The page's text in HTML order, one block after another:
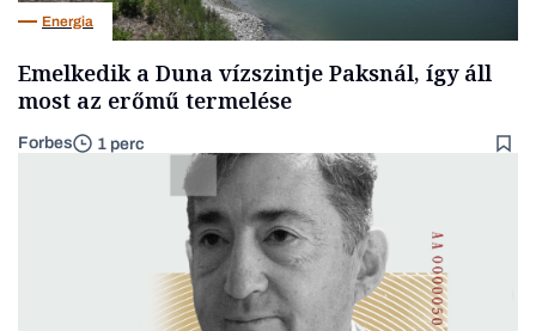
Energia
Emelkedik a Duna vízszintje Paksnál, így áll
most az erőmű termelése
Forbes 1 perc